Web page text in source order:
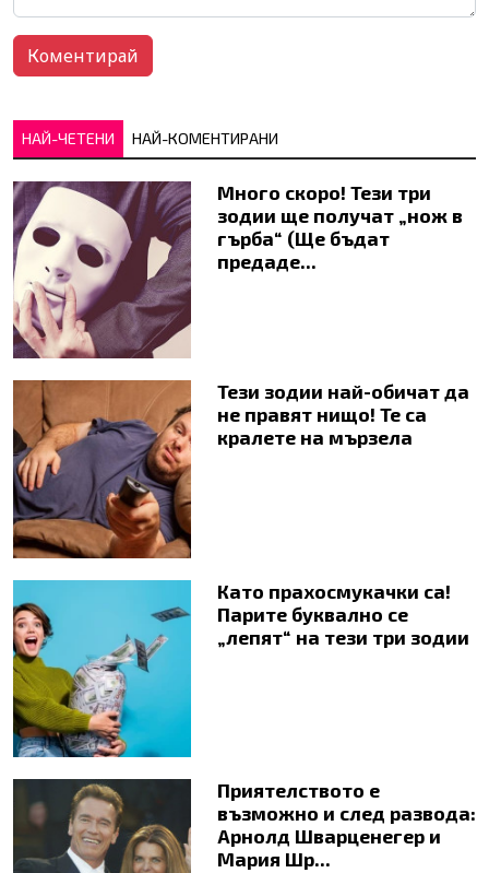
НАЙ-ЧЕТЕНИ НАЙ-КОМЕНТИРАНИ
Много скоро! Тези три
зодии ще получат „нож в
гърба“ (Ще бъдат
предаде...
Тези зодии най-обичат да
не правят нищо! Те са
кралете на мързела
Като прахосмукачки са!
Парите буквално се
„лепят“ на тези три зодии
Приятелството е
възможно и след развода:
Арнолд Шварценегер и
Мария Шр...